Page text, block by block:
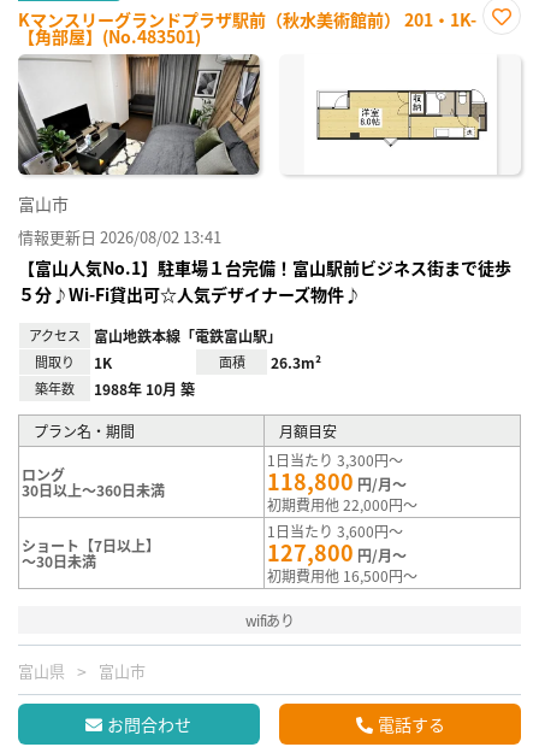
Kマンスリーグランドプラザ駅前（秋水美術館前） 201・1K-
【角部屋】(No.483501)
に入
録
富山市
情報更新日 2026/08/02 13:41
【富山人気No.1】駐車場１台完備！富山駅前ビジネス街まで徒歩
５分♪Wi-Fi貸出可☆人気デザイナーズ物件♪
アクセス 富山地鉄本線「電鉄富山駅」
間取り 1K 面積 26.3m²
築年数 1988年 10月 築
プラン名・期間 月額目安
ロング
30日以上～360日未満
1日当たり 3,300円～
118,800 円/月～
初期費用他 22,000円～
ショート【7日以上】
～30日未満
1日当たり 3,600円～
127,800 円/月～
初期費用他 16,500円～
wifiあり
富山県 富山市
お問合わせ 電話する